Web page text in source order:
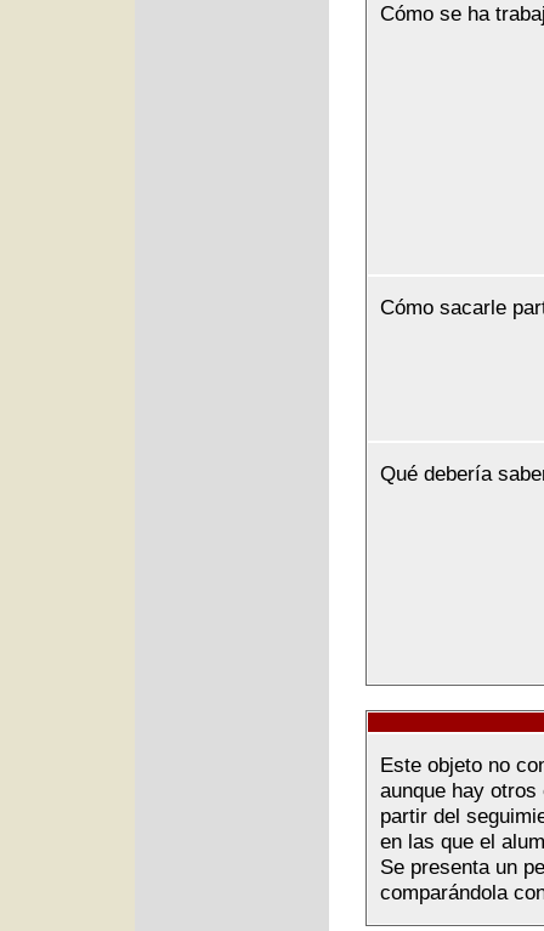
Cómo se ha
Cómo sacarle
Qué debería
Este objeto no
aunque hay
partir del
en las que el
Se presenta un
comparándola